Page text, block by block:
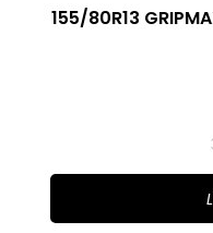
155/80R13